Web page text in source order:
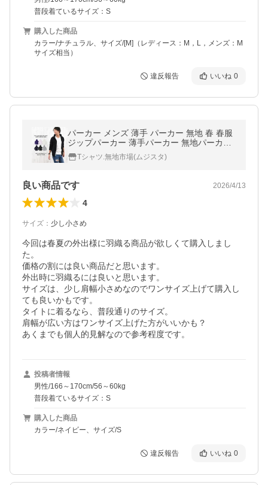
普段着ているサイズ：S
購入した商品
カラー/ナチュラル、サイズ/[M]（レディース：M，L，メンズ：M
サイズ相当）
違反報告 いいね 0
パーカー メンズ 薄手 パーカー 無地 春 春服
ジップパーカー 薄手パーカー 無地パーカー
ジップアップパーカー メンズパーカー 爆買
Tシャツ.無地市場(ムジスタ)
良い商品です 2026/4/13
4
サイズ ： 少し小さめ
今回は春夏の外出様に羽織る商品が欲しくて購入しまし
た。
価格の割には良い商品だと思います。
外出時に羽織るには良いと思います。
サイズは、少し肩幅小さめなのでワンサイズ上げて購入し
ても良いかもです。
タイトに着るなら、普段通りのサイズ。
肩幅が広い方はワンサイズ上げた方がいいかも？
投稿者情報
男性/166～170cm/56～60kg
普段着ているサイズ：S
購入した商品
カラー/ネイビー、サイズ/S
違反報告 いいね 0